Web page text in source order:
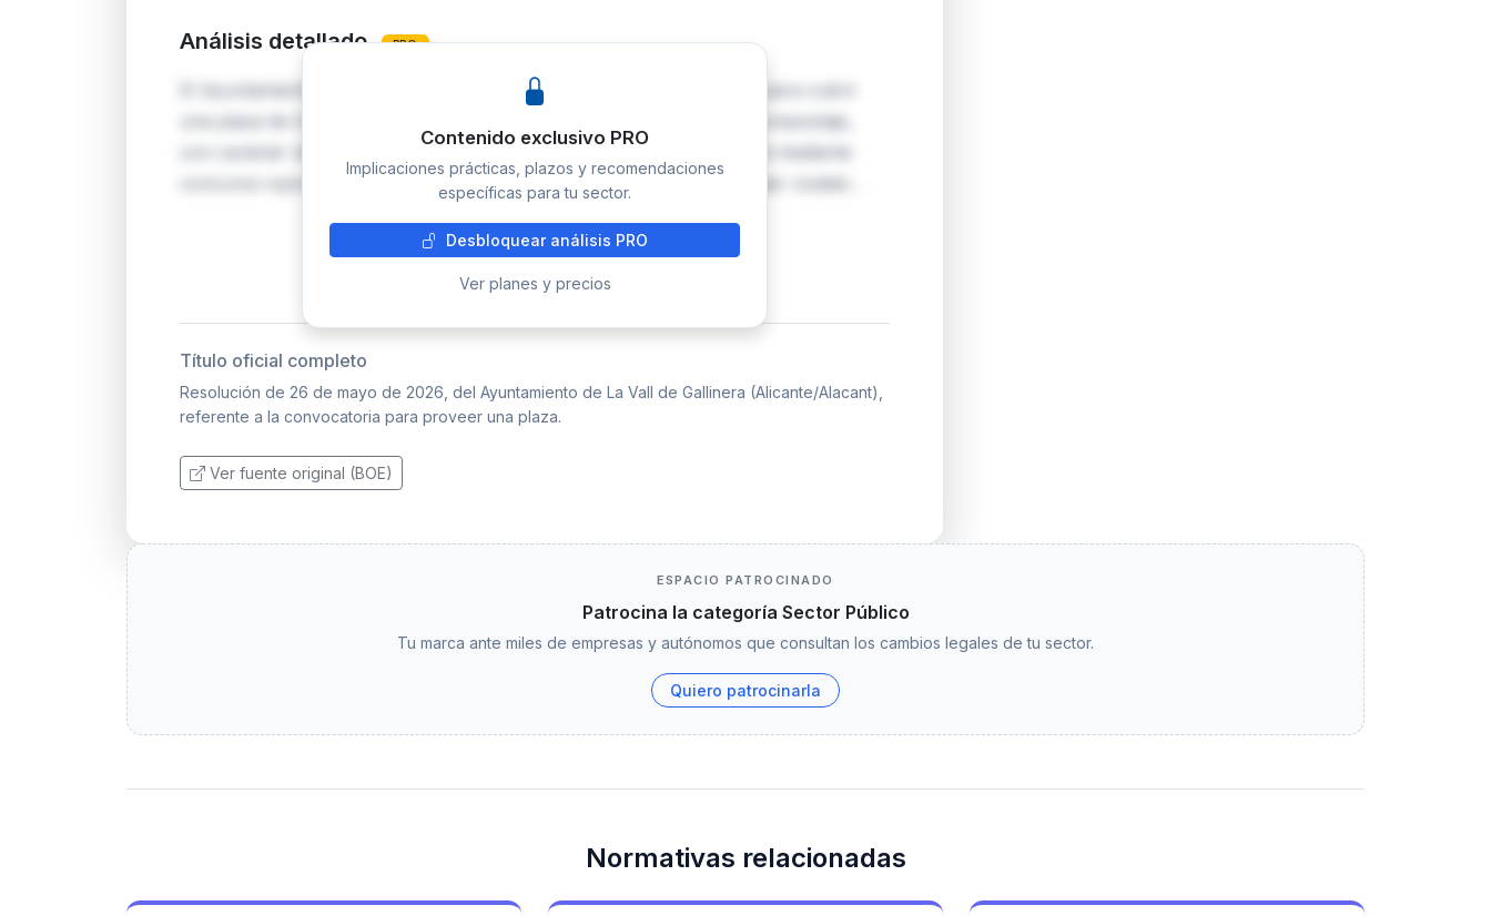
Análisis detallado PRO
El Ayuntamiento de La Vall de Gallinera (Alicante) abre convocatoria para cubrir
una plaza de Operario/a de recogida de residuos sólidos urbanos y compostaje,
con carácter de personal laboral fijo. El proceso selectivo se realizará mediante
concurso-oposición en turno libre, lo que permite participar a cualquier ciudad…
Contenido exclusivo PRO
Implicaciones prácticas, plazos y recomendaciones
específicas para tu sector.
Desbloquear análisis PRO
Ver planes y precios
Título oficial completo
Resolución de 26 de mayo de 2026, del Ayuntamiento de La Vall de Gallinera (Alicante/Alacant),
referente a la convocatoria para proveer una plaza.
Ver fuente original (BOE)
ESPACIO PATROCINADO
Patrocina la categoría Sector Público
Tu marca ante miles de empresas y autónomos que consultan los cambios legales de tu sector.
Quiero patrocinarla
Normativas relacionadas